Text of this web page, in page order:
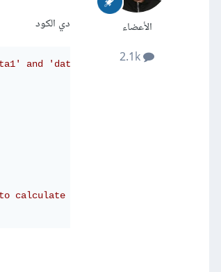
الأعضاء
دي الكود
and 'data2').
calculate Cramér's V